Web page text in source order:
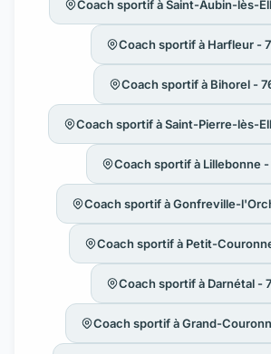
Coach sportif à Saint-Aubin-lès-
Coach sportif à Harfleur -
Coach sportif à Bihorel -
Coach sportif à Saint-Pierre-lès-
Coach sportif à Lillebonne -
Coach sportif à Gonfreville-
Coach sportif à Petit-
Coach sportif à Darnétal -
Coach sportif à Grand-